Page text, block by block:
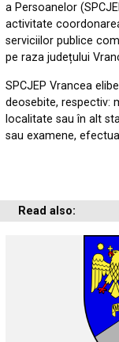
a Persoanelor
activitate
serviciilor publice
pe raza județului
SPCJEP Vrancea
deosebite, respectiv:
localitate sau în alt
sau examene,
Read also: